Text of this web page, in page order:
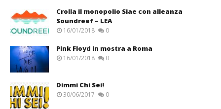
Crolla il monopolio Siae con alleanza
Soundreef – LEA
16/01/2018 0
Pink Floyd in mostra a Roma
16/01/2018 0
Dimmi Chi Sei!
30/06/2017 0